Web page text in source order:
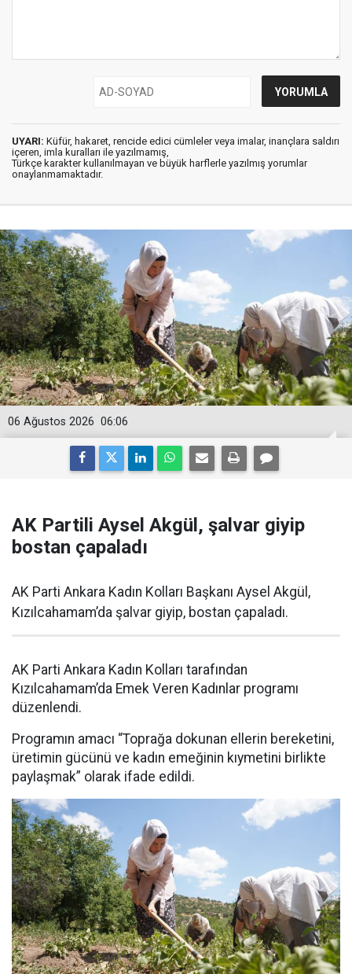
UYARI: Küfür, hakaret, rencide edici cümleler veya imalar, inançlara saldırı
içeren, imla kuralları ile yazılmamış,
Türkçe karakter kullanılmayan ve büyük harflerle yazılmış yorumlar
onaylanmamaktadır.
06:06
06 Ağustos 2026
AK Partili Aysel Akgül, şalvar giyip
bostan çapaladı
AK Parti Ankara Kadın Kolları Başkanı Aysel Akgül,
Kızılcahamam’da şalvar giyip, bostan çapaladı.
AK Parti Ankara Kadın Kolları tarafından
Kızılcahamam’da Emek Veren Kadınlar programı
düzenlendi.
Programın amacı “Toprağa dokunan ellerin bereketini,
üretimin gücünü ve kadın emeğinin kıymetini birlikte
paylaşmak” olarak ifade edildi.